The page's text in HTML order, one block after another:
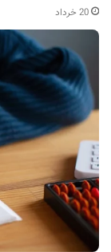
20 خرداد